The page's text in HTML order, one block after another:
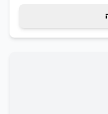
לכל סביבה - מפנים הבית
חיוני בתחום השכרת